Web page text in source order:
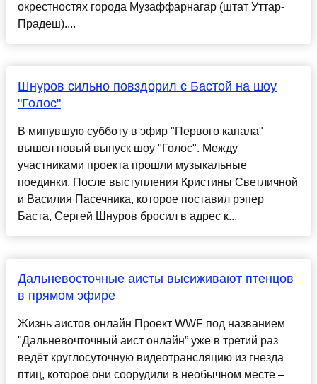
окрестностях города Музаффарнагар (штат Уттар-
Прадеш)....
Шнуров сильно повздорил с Бастой на шоу
"Голос"
В минувшую субботу в эфир "Первого канала"
вышел новый выпуск шоу "Голос". Между
участниками проекта прошли музыкальные
поединки. После выступления Кристины Светличной
и Василия Пасечника, которое поставил рэпер
Баста, Сергей Шнуров бросил в адрес к...
Дальневосточные аисты высиживают птенцов
в прямом эфире
Жизнь аистов онлайн Проект WWF под названием
"Дальневочточный аист онлайн” уже в третий раз
ведёт круглосуточную видеотрансляцию из гнезда
птиц, которое они соорудили в необычном месте –